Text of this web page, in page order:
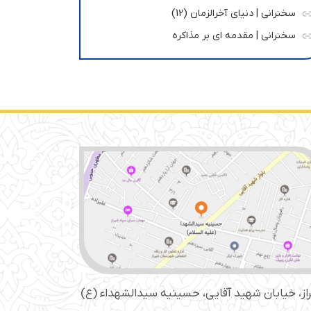
سخنرانی | دنیای آخرالزمان (12)
سخنرانی | مقدمه ای بر مذاکره
خیابان شهید آقایی، حسینیه سید‌الشهداء (ع)